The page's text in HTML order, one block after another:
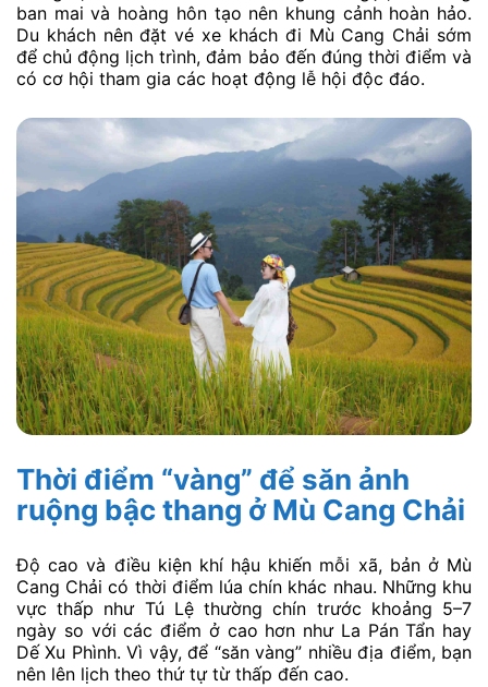
ban mai và hoàng hôn tạo nên khung cảnh hoàn hảo.
Du khách nên đặt vé xe khách đi Mù Cang Chải sớm
để chủ động lịch trình, đảm bảo đến đúng thời điểm và
có cơ hội tham gia các hoạt động lễ hội độc đáo.
Thời điểm “vàng” để săn ảnh
ruộng bậc thang ở Mù Cang Chải
Độ cao và điều kiện khí hậu khiến mỗi xã, bản ở Mù
Cang Chải có thời điểm lúa chín khác nhau. Những khu
vực thấp như Tú Lệ thường chín trước khoảng 5–7
ngày so với các điểm ở cao hơn như La Pán Tẩn hay
Dế Xu Phình. Vì vậy, để “săn vàng” nhiều địa điểm, bạn
nên lên lịch theo thứ tự từ thấp đến cao.